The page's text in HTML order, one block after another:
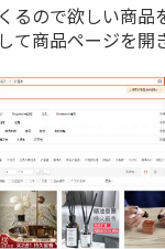
るので欲しい商品
て商品ページを開